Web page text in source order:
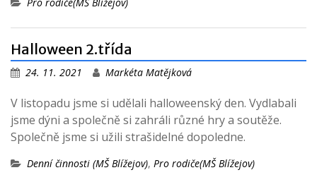
Halloween 2.třída
24. 11. 2021 Markéta Matějková
V listopadu jsme si udělali halloweenský den. Vydlabali
jsme dýni a společně si zahráli různé hry a soutěže.
Společně jsme si užili strašidelné dopoledne.
Denní činnosti (MŠ Blížejov), Pro rodiče(MŠ Blížejov)